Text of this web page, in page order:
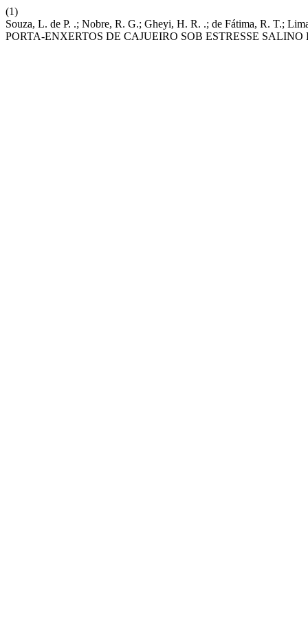
(1)
Souza, L. de P. .; Nobre, R. G.; Gheyi, H. R. .; de Fátima, R. T.;
PORTA-ENXERTOS DE CAJUEIRO SOB ESTRESSE